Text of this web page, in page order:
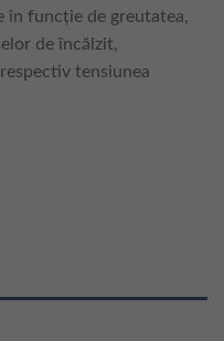
în funcție de greutatea,
de încălzit,
tensiunea